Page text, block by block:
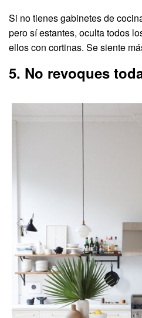
Si no tienes gabinetes de
pero sí estantes, oculta todos
ellos con cortinas. Se siente
5. No revoques